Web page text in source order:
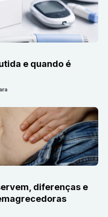
e quando é
diferenças e